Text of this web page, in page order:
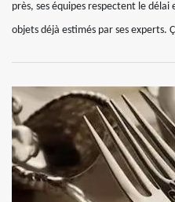
près, ses équipes respectent le délai
objets déjà estimés par ses experts.